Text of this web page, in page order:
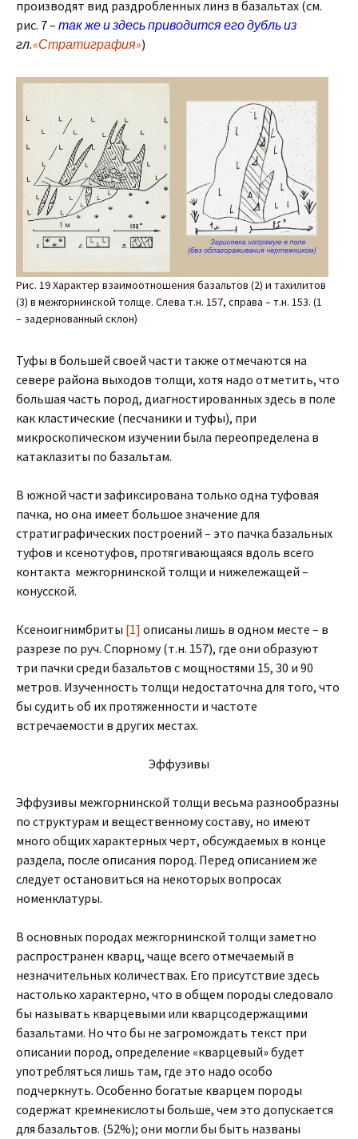
производят вид раздробленных линз в базальтах (см.
рис. 7 – так же и здесь приводится его дубль из
гл.«Стратиграфия»)
Рис. 19 Характер взаимоотношения базальтов (2) и тахилитов
(3) в межгорнинской толще. Слева т.н. 157, справа – т.н. 153. (1
– задернованный склон)
Туфы в большей своей части также отмечаются на
севере района выходов толщи, хотя надо отметить, что
большая часть пород, диагностированных здесь в поле
как кластические (песчаники и туфы), при
микроскопическом изучении была переопределена в
катаклазиты по базальтам.
В южной части зафиксирована только одна туфовая
пачка, но она имеет большое значение для
стратиграфических построений – это пачка базальных
туфов и ксенотуфов, протягивающаяся вдоль всего
контакта межгорнинской толщи и нижележащей –
конусской.
Ксеноигнимбриты [1] описаны лишь в одном месте – в
разрезе по руч. Спорному (т.н. 157), где они образуют
три пачки среди базальтов с мощностями 15, 30 и 90
метров. Изученность толщи недостаточна для того, что
бы судить об их протяженности и частоте
встречаемости в других местах.
Эффузивы
Эффузивы межгорнинской толщи весьма разнообразны
по структурам и вещественному составу, но имеют
много общих характерных черт, обсуждаемых в конце
раздела, после описания пород. Перед описанием же
следует остановиться на некоторых вопросах
номенклатуры.
В основных породах межгорнинской толщи заметно
распространен кварц, чаще всего отмечаемый в
незначительных количествах. Его присутствие здесь
настолько характерно, что в общем породы следовало
бы называть кварцевыми или кварцсодержащими
базальтами. Но что бы не загромождать текст при
описании пород, определение «кварцевый» будет
употребляться лишь там, где это надо особо
подчеркнуть. Особенно богатые кварцем породы
содержат кремнекислоты больше, чем это допускается
для базальтов. (52%); они могли бы быть названы